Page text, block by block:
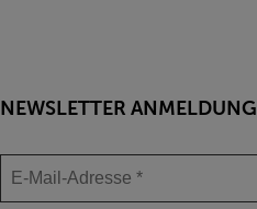
NEWSLETTER ANMELDUNG